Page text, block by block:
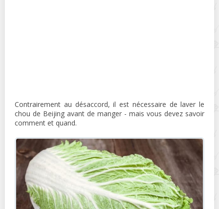
Contrairement au désaccord, il est nécessaire de laver le
chou de Beijing avant de manger - mais vous devez savoir
comment et quand.